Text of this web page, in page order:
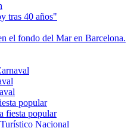
tras 40 años"
el fondo del Mar en Barcelona.
popular
fiesta popular
Nacional